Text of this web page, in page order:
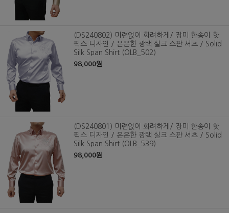
(DS240802) 미련없이 화려하게/ 장미 한송이 핫
픽스 디자인 / 은은한 광택 실크 스판 셔츠 / Solid
Silk Span Shirt (OLB_502)
98,000원
(DS240801) 미련없이 화려하게/ 장미 한송이 핫
픽스 디자인 / 은은한 광택 실크 스판 셔츠 / Solid
Silk Span Shirt (OLB_539)
98,000원